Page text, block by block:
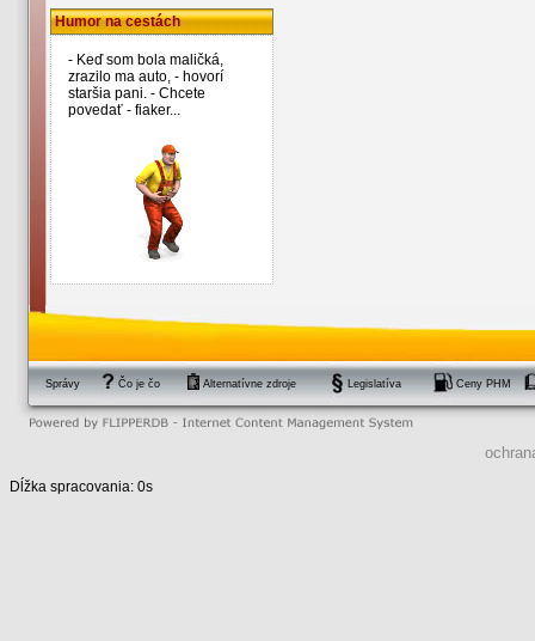
Humor na cestách
- Keď som bola maličká,
zrazilo ma auto, - hovorí
staršia pani. - Chcete
povedať - fiaker...
Správy Čo je čo Alternatívne zdroje Legislatíva Ceny PHM
Dĺžka spracovania: 0s